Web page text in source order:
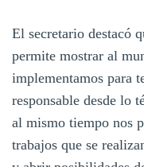
El secretario destacó
permite mostrar al
implementamos para
responsable desde lo
al mismo tiempo nos
trabajos que se